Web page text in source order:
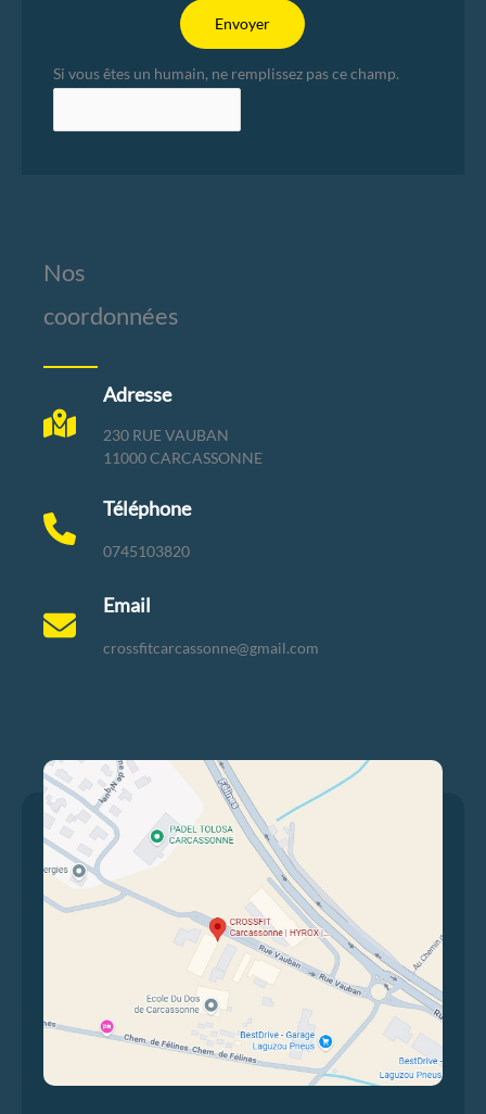
Envoyer
Si vous êtes un humain, ne remplissez pas ce champ.
Nos
coordonnées
Adresse
230 RUE VAUBAN
11000 CARCASSONNE
Téléphone
0745103820
Email
crossfitcarcassonne@gmail.com